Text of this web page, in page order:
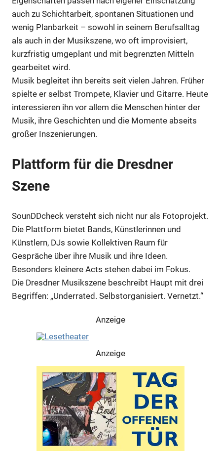
Anzeige
Anzeige
Anzeige
Anzeige
auch zu Schichtarbeit, spontanen Situationen und
wenig Planbarkeit – sowohl in seinem Berufsalltag
als auch in der Musikszene, wo oft improvisiert,
kurzfristig umgeplant und mit begrenzten Mitteln
gearbeitet wird.
Musik begleitet ihn bereits seit vielen Jahren. Früher
spielte er selbst Trompete, Klavier und Gitarre. Heute
interessieren ihn vor allem die Menschen hinter der
Musik, ihre Geschichten und die Momente abseits
großer Inszenierungen.
Plattform für die Dresdner
Szene
SounDDcheck versteht sich nicht nur als Fotoprojekt.
Die Plattform bietet Bands, Künstlerinnen und
Künstlern, DJs sowie Kollektiven Raum für
Gespräche über ihre Musik und ihre Ideen.
Besonders kleinere Acts stehen dabei im Fokus.
Die Dresdner Musikszene beschreibt Haupt mit drei
Begriffen: „Underrated. Selbstorganisiert. Vernetzt.“
Anzeige
Anzeige